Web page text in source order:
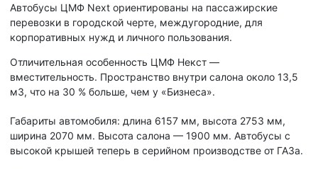
Автобусы ЦМФ Next ориентированы на пассажирские
перевозки в городской черте, междугородние, для
корпоративных нужд и личного пользования.
Отличительная особенность ЦМФ Некст —
вместительность. Пространство внутри салона около 13,5
м3, что на 30 % больше, чем у «Бизнеса».
Габариты автомобиля: длина 6157 мм, высота 2753 мм,
ширина 2070 мм. Высота салона — 1900 мм. Автобусы с
высокой крышей теперь в серийном производстве от ГАЗа.